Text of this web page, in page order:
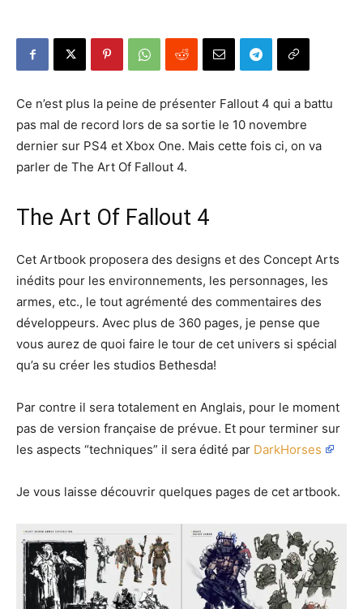
Ce n’est plus la peine de présenter Fallout 4 qui a battu
pas mal de record lors de sa sortie le 10 novembre
dernier sur PS4 et Xbox One. Mais cette fois ci, on va
parler de The Art Of Fallout 4.
The Art Of Fallout 4
Cet Artbook proposera des designs et des Concept Arts
inédits pour les environnements, les personnages, les
armes, etc., le tout agrémenté des commentaires des
développeurs. Avec plus de 360 pages, je pense que
vous aurez de quoi faire le tour de cet univers si spécial
qu’a su créer les studios Bethesda!
Par contre il sera totalement en Anglais, pour le moment
pas de version française de prévue. Et pour terminer sur
les aspects “techniques” il sera édité par DarkHorses
Je vous laisse découvrir quelques pages de cet artbook.